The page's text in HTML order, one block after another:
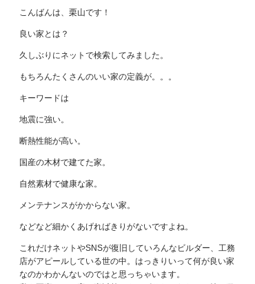
こんばんは、栗山です！
良い家とは？
久しぶりにネットで検索してみました。
もちろんたくさんのいい家の定義が。。。
キーワードは
地震に強い。
断熱性能が高い。
国産の木材で建てた家。
自然素材で健康な家。
メンテナンスがかからない家。
などなど細かくあげればきりがないですよね。
これだけネットやSNSが復旧していろんなビルダー、工務
店がアピールしている世の中。はっきりいって何が良い家
なのかわかんないのではと思っちゃいます。